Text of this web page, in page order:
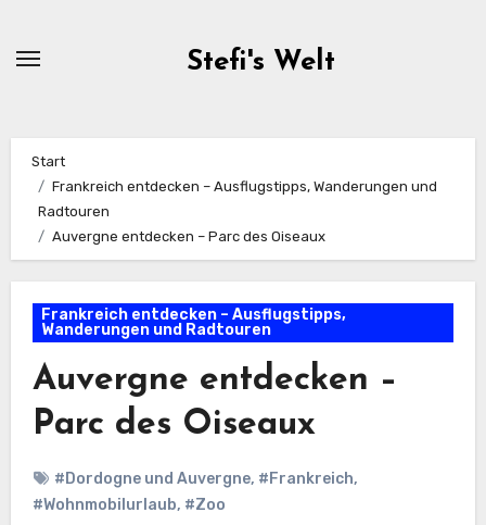
Stefi's Welt
Start
Frankreich entdecken – Ausflugstipps, Wanderungen und
Radtouren
Auvergne entdecken – Parc des Oiseaux
Frankreich entdecken – Ausflugstipps,
Wanderungen und Radtouren
Auvergne entdecken –
Parc des Oiseaux
#Dordogne und Auvergne, #Frankreich,
#Wohnmobilurlaub, #Zoo